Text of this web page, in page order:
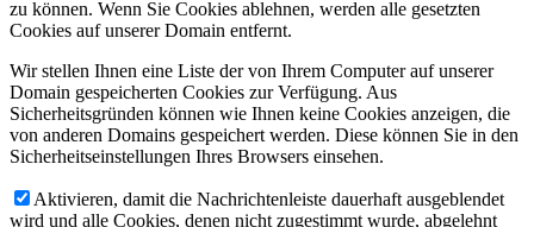
zu können. Wenn Sie Cookies ablehnen, werden alle gesetzten
Cookies auf unserer Domain entfernt.
Wir stellen Ihnen eine Liste der von Ihrem Computer auf unserer
Domain gespeicherten Cookies zur Verfügung. Aus
Sicherheitsgründen können wie Ihnen keine Cookies anzeigen, die
von anderen Domains gespeichert werden. Diese können Sie in den
Sicherheitseinstellungen Ihres Browsers einsehen.
Aktivieren, damit die Nachrichtenleiste dauerhaft ausgeblendet
wird und alle Cookies, denen nicht zugestimmt wurde, abgelehnt